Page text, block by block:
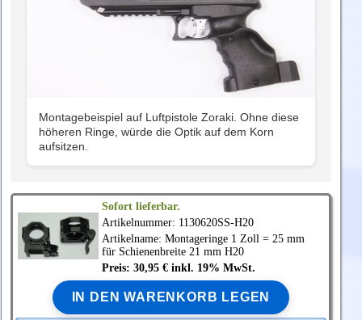
Montagebeispiel auf Luftpistole Zoraki. Ohne diese
höheren Ringe, würde die Optik auf dem Korn
aufsitzen.
Sofort lieferbar.
Artikelnummer: 1130620SS-H20
Artikelname: Montageringe 1 Zoll = 25 mm
für Schienenbreite 21 mm H20
Preis: 30,95 € inkl. 19% MwSt.
IN DEN WARENKORB LEGEN